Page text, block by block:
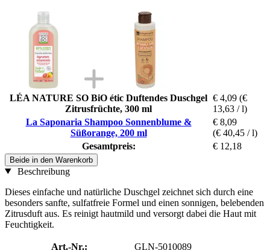
LÉA NATURE SO BiO étic Duftendes Duschgel
Zitrusfrüchte, 300 ml
€ 4,09 (€
13,63 / l)
La Saponaria Shampoo Sonnenblume &
Süßorange, 200 ml
€ 8,09
(€ 40,45 / l)
Gesamtpreis:
€ 12,18
Beide in den Warenkorb
Beschreibung
Dieses einfache und natürliche Duschgel zeichnet sich durch eine
besonders sanfte, sulfatfreie Formel und einen sonnigen, belebenden
Zitrusduft aus. Es reinigt hautmild und versorgt dabei die Haut mit
Feuchtigkeit.
Art.-Nr.: GLN-5010089